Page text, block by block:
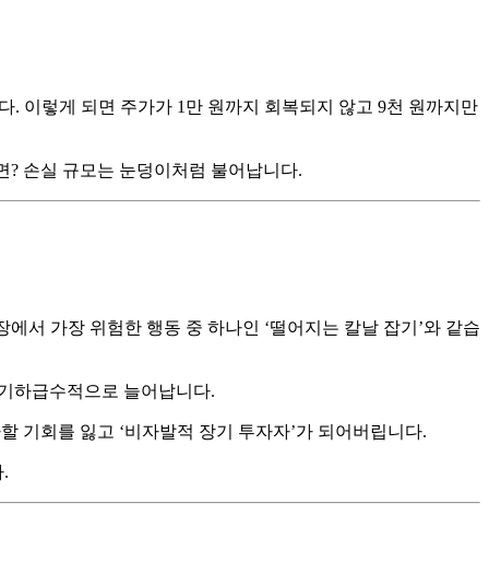
. 이렇게 되면 주가가 1만 원까지 회복되지 않고 9천 원까지만
? 손실 규모는 눈덩이처럼 불어납니다.
서 가장 위험한 행동 중 하나인 ‘떨어지는 칼날 잡기’와 같습
하급수적으로 늘어납니다.
기회를 잃고 ‘비자발적 장기 투자자’가 되어버립니다.
.